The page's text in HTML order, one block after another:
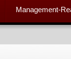
Management-